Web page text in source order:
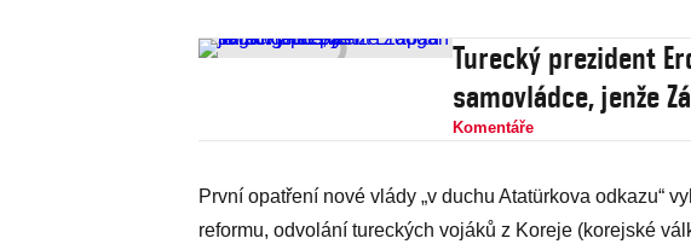
Turecký prezident
samovládce, jenže
Komentáře
První opatření nové vlády „v duchu Atatürkova odkazu“
reformu, odvolání tureckých vojáků z Koreje (korejské